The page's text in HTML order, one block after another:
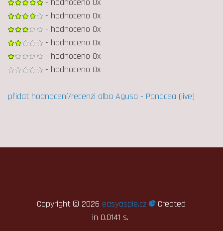
- hodnoceno 0x
- hodnoceno 0x
- hodnoceno 0x
- hodnoceno 0x
- hodnoceno 0x
přidat hodnocení/recenzi alba Agusa - Panacea (live)
Copyright © 2026 easyaspie.cz Created
in 0.0141 s.